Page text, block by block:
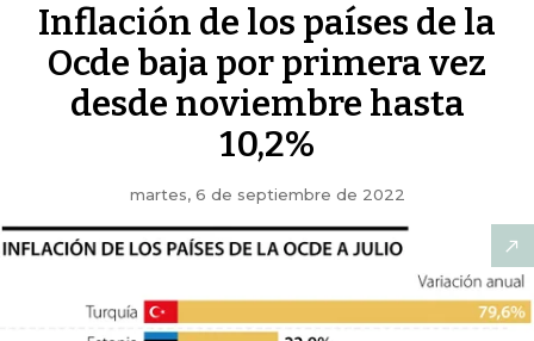
Inflación de los países de la
Ocde baja por primera vez
desde noviembre hasta
10,2%
martes, 6 de septiembre de 2022